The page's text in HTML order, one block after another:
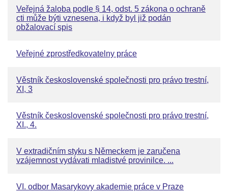
Veřejná žaloba podle § 14, odst. 5 zákona o ochraně
cti může býti vznesena, i když byl již podán
obžalovací spis
Veřejné zprostředkovatelny práce
Věstník československé společnosti pro právo trestní,
XI, 3
Věstník československé společnosti pro právo trestní,
XI., 4.
V extradičním styku s Německem je zaručena
vzájemnost vydávati mladistvé provinilce. ...
VI. odbor Masarykovy akademie práce v Praze